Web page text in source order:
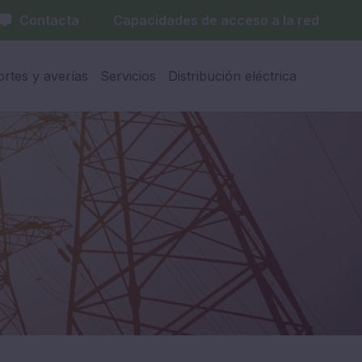
Contacta Capacidades de acceso a la red
y averías Servicios Distribución eléctrica